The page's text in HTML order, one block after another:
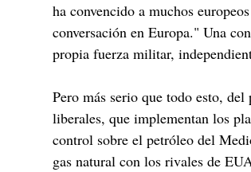
ha convencido a muchos
conversación en Europa." Una
propia fuerza militar,
Pero más serio que todo esto,
liberales, que implementan los
control sobre el petróleo del
gas natural con los rivales de